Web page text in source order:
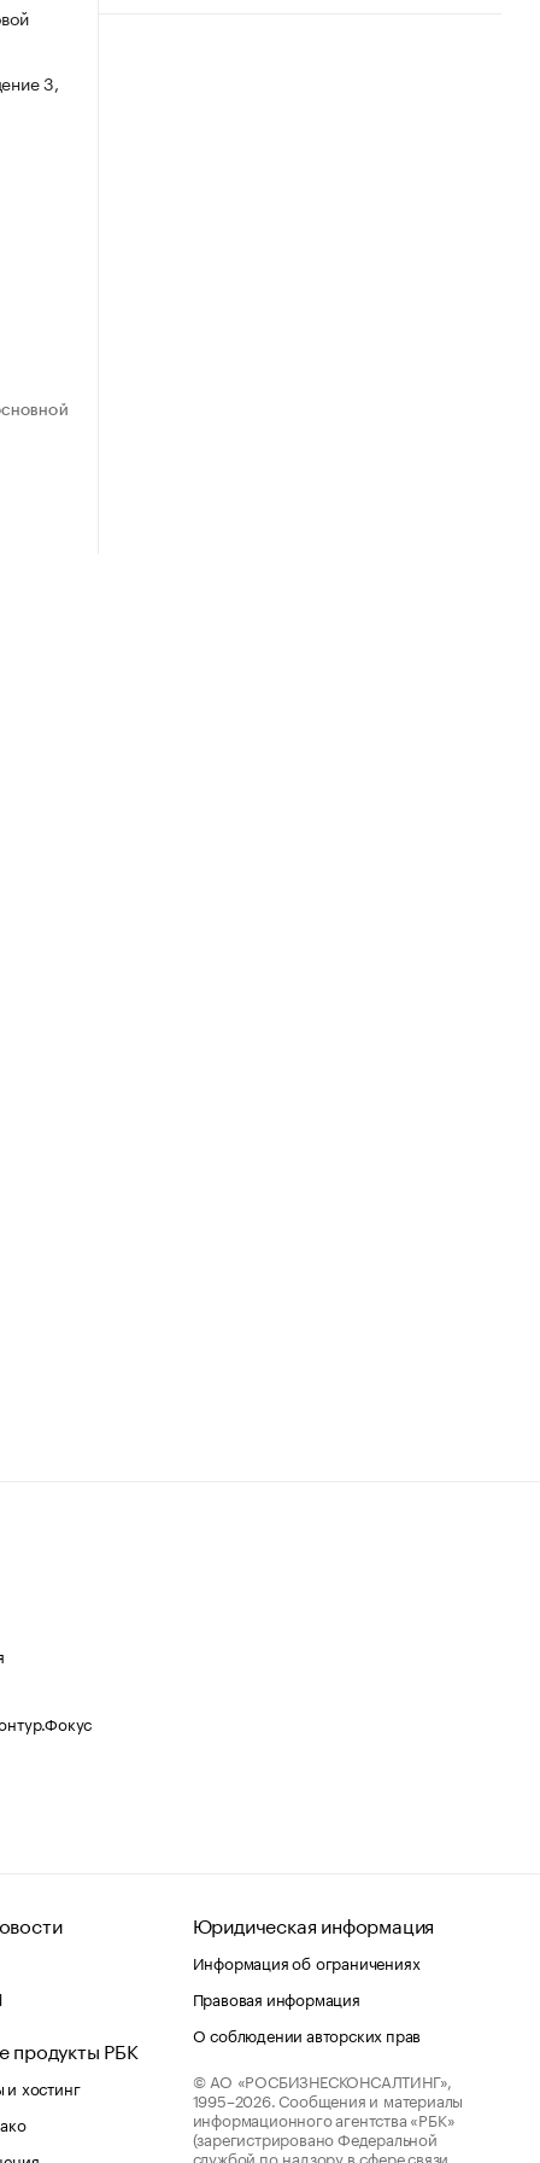
3,
продукты РБК
хостинг
Юридическая информация
Информация об ограничениях
Правовая информация
О соблюдении авторских прав
© АО «РОСБИЗНЕСКОНСАЛТИНГ»,
1995–2026. Сообщения и материалы
информационного агентства «РБК»
(зарегистрировано Федеральной
службой по надзору в сфере связи,